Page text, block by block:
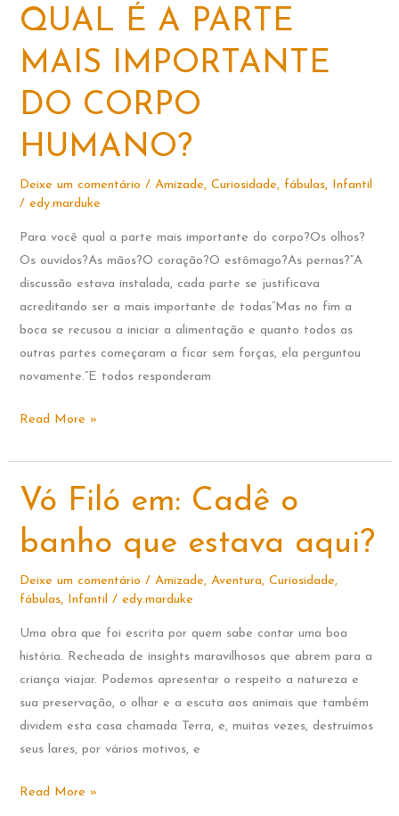
FRED.
QUAL É A PARTE
MAIS IMPORTANTE
DO CORPO
HUMANO?
Deixe um comentário /Amizade,Curiosidade, fábulas, Infantil
/edy.marduke
Para você qual a parte mais importante do corpo?Os olhos?
Os ouvidos?As mãos?O coração?O estômago?As pernas?“A
discussão estava instalada, cada parte se justificava
acreditando ser a mais importante de todas”Mas no fim a
boca se recusou a iniciar a alimentação e quanto todos as
outras partes começaram a ficar sem forças, ela perguntou
novamente.“E todos responderam
QUAL
A
PARTE
MAIS
CORPO
HUMANO?
Read More »
Vó Filó em: Cadê o
banho que estava aqui?
Deixe um comentário /Amizade,Aventura,Curiosidade,
fábulas, Infantil /edy.marduke
Uma obra que foi escrita por quem sabe contar uma boa
história. Recheada de insights maravilhosos que abrem para a
criança viajar. Podemos apresentar o respeito a natureza e
sua preservação, o olhar e a escuta aos animais que também
dividem esta casa chamada Terra, e, muitas vezes, destruímos
seus lares, por vários motivos, e
Vó
Read More »